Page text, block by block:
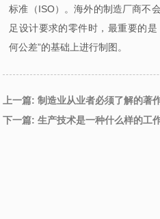
标准（ISO）。海外的制造厂商不
足设计要求的零件时，最重要的
何公差”的基础上进行制图。
上一篇: 制造业从业者必须了解的著
下一篇: 生产技术是一种什么样的工